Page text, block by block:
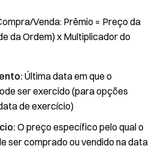
Venda: Prêmio = Preço da
da Ordem) x Multiplicador do
Última data em que o
ser exercido (para opções
de exercício)
O preço específico pelo qual o
ser comprado ou vendido na data